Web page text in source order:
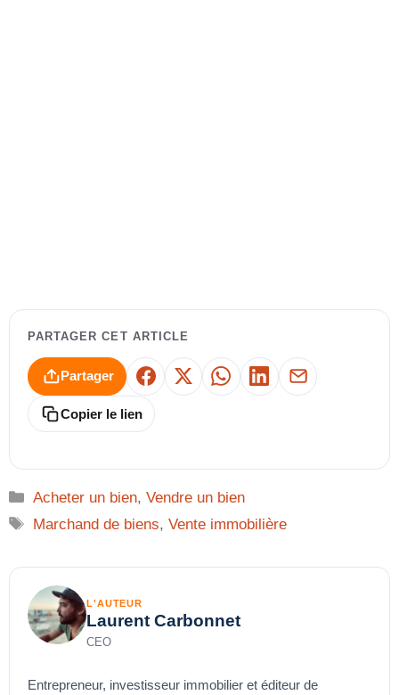
PARTAGER CET ARTICLE
Partager Facebook
X WhatsAppLinkedInE-mail
Copier le lien
Catégories
Acheter un bien,Vendre un bien
Étiquettes
Marchand de biens,Vente immobilière
L'AUTEUR
Laurent Carbonnet
CEO
Entrepreneur, investisseur immobilier et éditeur de